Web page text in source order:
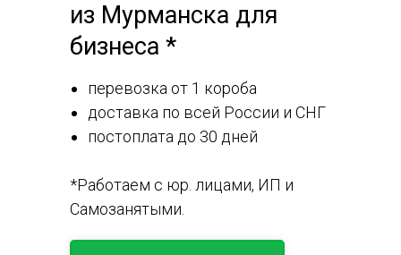
из Мурманска для
бизнеса *
перевозка от 1 короба
доставка по всей России и СНГ
постоплата до 30 дней
*Работаем с юр. лицами, ИП и
Самозанятыми.